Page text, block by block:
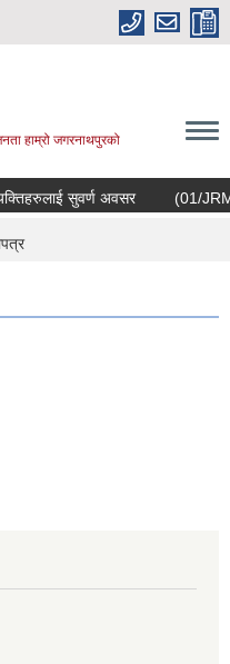
हाम्रो जगरनाथपुरको
कोरियाबाट फर्केका ब्यक्तिहरुलाई सुवर्ण अवसर (01/JRM/